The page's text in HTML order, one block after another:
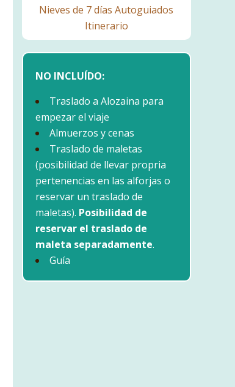
NO INCLUÍDO:
Traslado a Alozaina para
empezar el viaje
Almuerzos y cenas
Traslado de maletas
(posibilidad de llevar propria
pertenencias en las alforjas o
reservar un traslado de
maletas). Posibilidad de
reservar el traslado de
maleta separadamente.
Guía